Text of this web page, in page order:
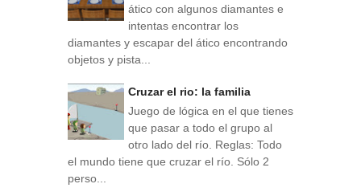
ático con algunos diamantes e
intentas encontrar los
diamantes y escapar del ático encontrando
objetos y pista...
Cruzar el rio: la familia
Juego de lógica en el que tienes
que pasar a todo el grupo al
otro lado del río. Reglas: Todo
el mundo tiene que cruzar el río. Sólo 2
perso...